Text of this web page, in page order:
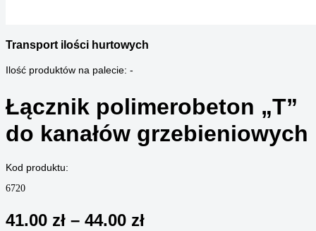
Transport ilości hurtowych
Ilość produktów na palecie: -
Łącznik polimerobeton „T”
do kanałów grzebieniowych
Kod produktu:
6720
41.00 zł – 44.00 złZakres